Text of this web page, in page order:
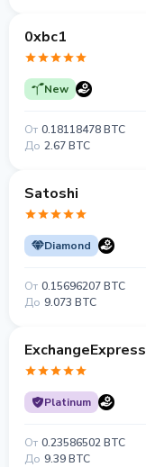
0xbc1
New
От 0.18118478 BTC
До 2.67 BTC
Satoshi
Diamond
От 0.15696207 BTC
До 9.073 BTC
ExchangeExpress
Platinum
От 0.23586502 BTC
До 9.39 BTC